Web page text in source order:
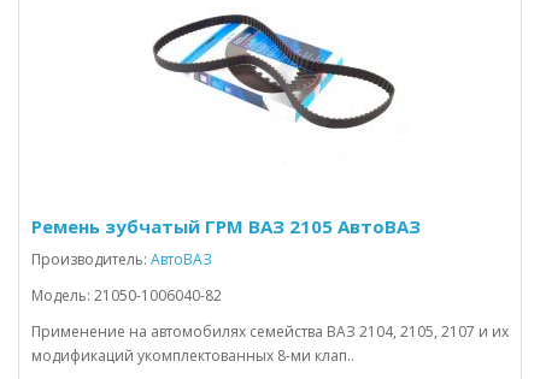
Ремень зубчатый ГРМ ВАЗ 2105 АвтоВАЗ
Производитель: АвтоВАЗ
Модель: 21050-1006040-82
Применение на автомобилях семейства ВАЗ 2104, 2105, 2107 и их
модификаций укомплектованных 8-ми клап..